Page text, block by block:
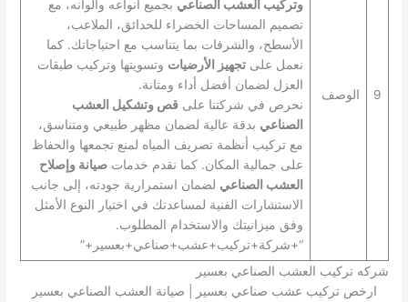
9 الوصف
وتركيب العشب الصناعي بجميع أنواعه وألوانه، مع
تصميم المساحات الخضراء للحدائق، الملاعب،
الأسطح، والشرفات بما يتناسب مع احتياجاتك. كما
نعمل على تجهيز الأرضيات وتسويتها وتركيب طبقات
العزل لضمان أفضل أداء ومتانة.
نحرص في شركتنا على قص وتشكيل العشب
الصناعي بدقة عالية لضمان مظهر طبيعي ومتناسق،
مع تركيب أنظمة تصريف المياه لمنع تجمعها والحفاظ
على جمالية المكان. كما نقدم خدمات صيانة وإصلاح
العشب الصناعي لضمان استمرارية جودته، إلى جانب
الاستشارات الفنية لمساعدتك في اختيار النوع الأمثل
وفق ميزانيتك والاستخدام المطلوب.
“+شركة+تركيب+عشب+صناعي+بعسير+”
شركه تركيب العشب الصناعي بعسير
ارخص تركيب عشب صناعي بعسير | صيانة العشب الصناعي بعسير